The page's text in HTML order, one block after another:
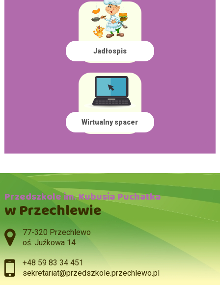
Jadłospis
Wirtualny spacer
Przedszkole im. Kubusia Puchatka
w Przechlewie
Adres pocztowy:
77-320 Przechlewo
oś. Juźkowa 14
+48 59 83 34 451
sekretariat@przedszkole.przechlewo.pl